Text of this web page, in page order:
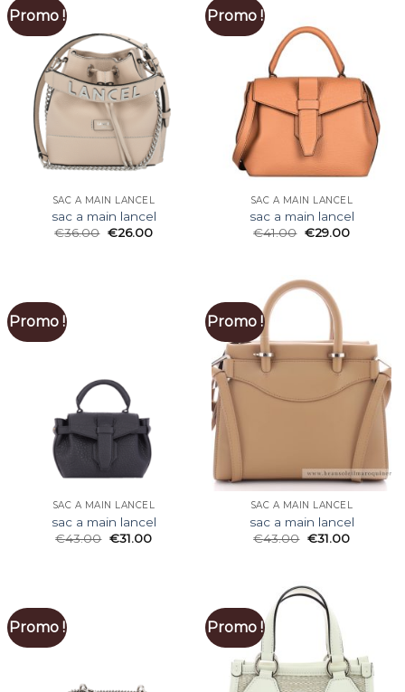
Promo !
SAC A MAIN LANCEL
sac a main lancel
€36.00 €26.00
Promo !
SAC A MAIN LANCEL
sac a main lancel
€41.00 €29.00
Promo !
SAC A MAIN LANCEL
sac a main lancel
€43.00 €31.00
Promo !
SAC A MAIN LANCEL
sac a main lancel
€43.00 €31.00
Promo ! Promo !